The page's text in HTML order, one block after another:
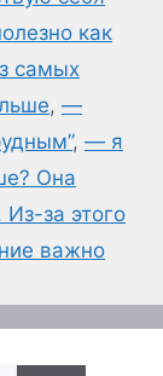
как
самых
, —
, — я
Она
за этого
важно